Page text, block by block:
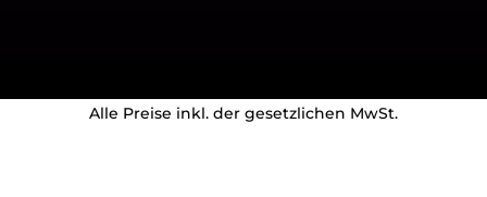
Alle Preise inkl. der gesetzlichen MwSt.